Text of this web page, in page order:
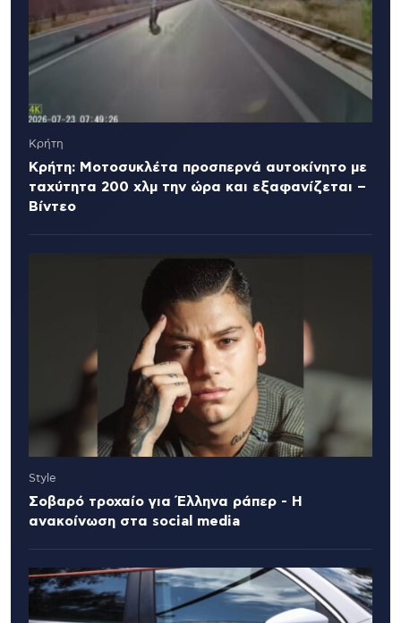
Κρήτη
Κρήτη: Μοτοσυκλέτα προσπερνά αυτοκίνητο με
ταχύτητα 200 χλμ την ώρα και εξαφανίζεται –
Βίντεο
Style
Σοβαρό τροχαίο για Έλληνα ράπερ - Η
ανακοίνωση στα social media